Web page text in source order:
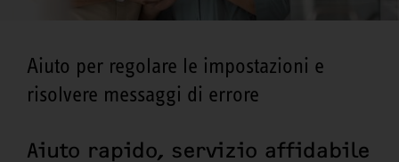
Aiuto per regolare le impostazioni e
risolvere messaggi di errore
Aiuto rapido, servizio affidabile